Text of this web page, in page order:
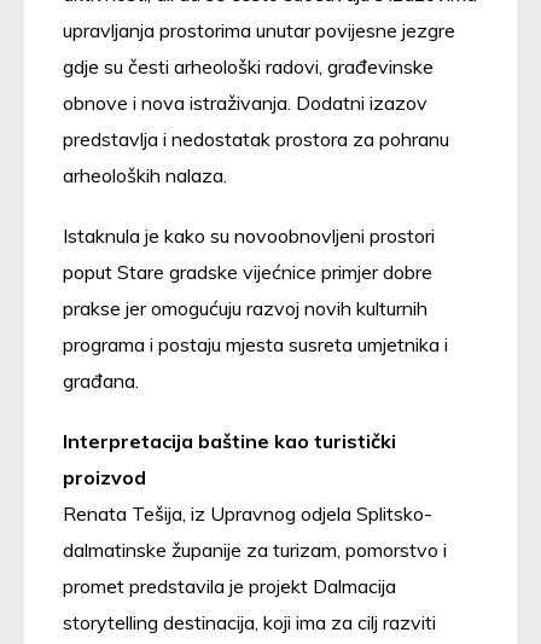
upravljanja prostorima unutar povijesne jezgre
gdje su česti arheološki radovi, građevinske
obnove i nova istraživanja. Dodatni izazov
predstavlja i nedostatak prostora za pohranu
arheoloških nalaza.
Istaknula je kako su novoobnovljeni prostori
poput Stare gradske vijećnice primjer dobre
prakse jer omogućuju razvoj novih kulturnih
programa i postaju mjesta susreta umjetnika i
građana.
Interpretacija baštine kao turistički
proizvod
Renata Tešija, iz Upravnog odjela Splitsko-
dalmatinske županije za turizam, pomorstvo i
promet predstavila je projekt Dalmacija
storytelling destinacija, koji ima za cilj razviti